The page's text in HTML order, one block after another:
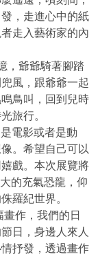
，走進心中的紙
走入藝術家的內
，爺爺騎著腳踏
風，跟爺爺一起
鳥叫，回到兒時
旅行。
電影或者是動
。希望自己可以
戲。本次展覽將
的充氣恐龍，仰
羅紀世界。
作，我們的日
日，身邊人來人
抒發，透過畫作